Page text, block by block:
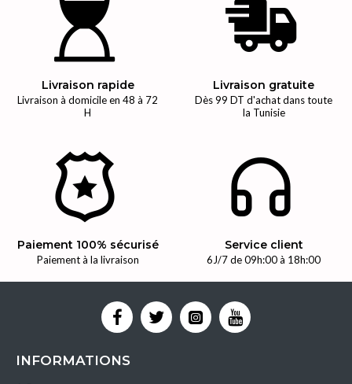
Livraison rapide
Livraison à domicile en 48 à 72
H
Livraison gratuite
Dès 99 DT d'achat dans toute
la Tunisie
Paiement 100% sécurisé
Paiement à la livraison
Service client
6J/7 de 09h:00 à 18h:00
INFORMATIONS